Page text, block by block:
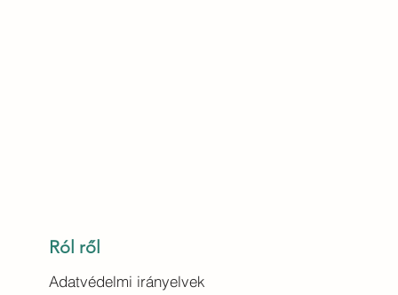
Ról ről
Adatvédelmi irányelvek